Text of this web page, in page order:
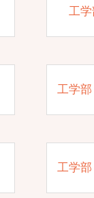
工
工学
工学